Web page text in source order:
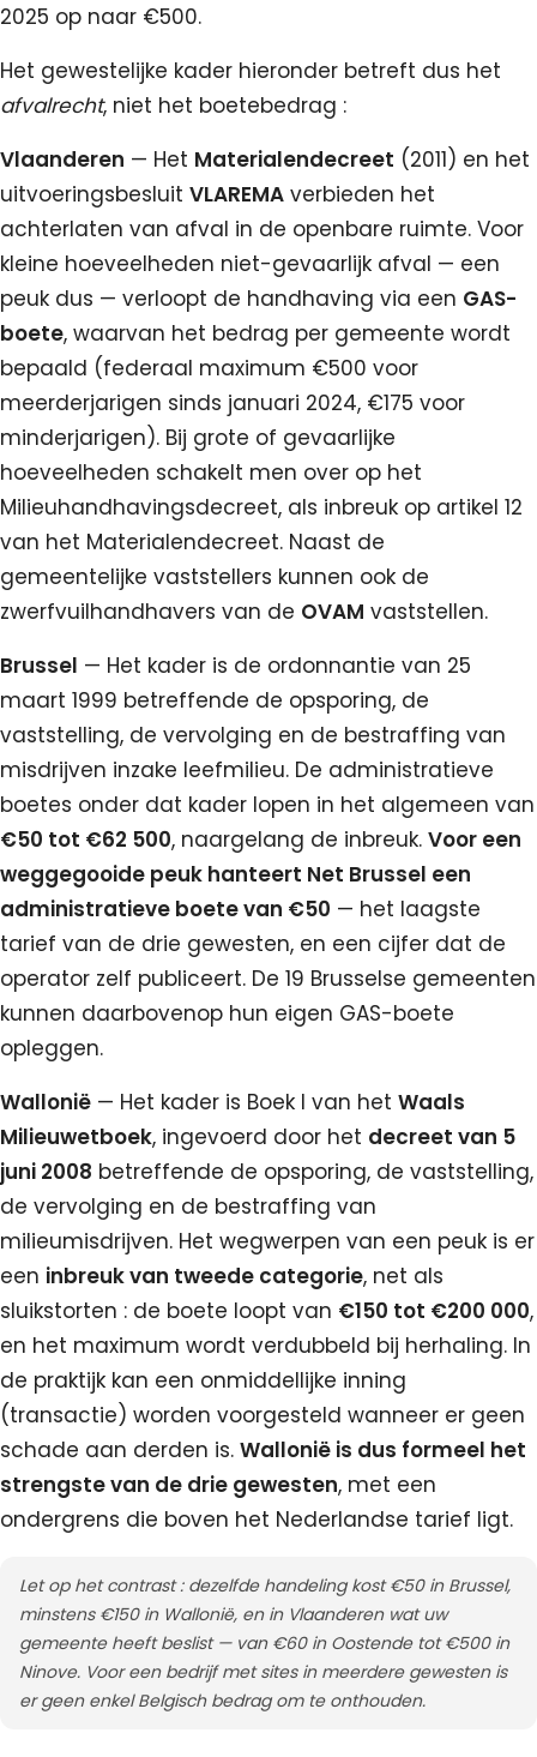
2025 op naar €500.
Het gewestelijke kader hieronder betreft dus het
afvalrecht, niet het boetebedrag :
Vlaanderen — Het Materialendecreet (2011) en het
uitvoeringsbesluit VLAREMA verbieden het
achterlaten van afval in de openbare ruimte. Voor
kleine hoeveelheden niet-gevaarlijk afval — een
peuk dus — verloopt de handhaving via een GAS-
boete, waarvan het bedrag per gemeente wordt
bepaald (federaal maximum €500 voor
meerderjarigen sinds januari 2024, €175 voor
minderjarigen). Bij grote of gevaarlijke
hoeveelheden schakelt men over op het
Milieuhandhavingsdecreet, als inbreuk op artikel 12
van het Materialendecreet. Naast de
gemeentelijke vaststellers kunnen ook de
zwerfvuilhandhavers van de OVAM vaststellen.
Brussel — Het kader is de ordonnantie van 25
maart 1999 betreffende de opsporing, de
vaststelling, de vervolging en de bestraffing van
misdrijven inzake leefmilieu. De administratieve
boetes onder dat kader lopen in het algemeen van
€50 tot €62 500, naargelang de inbreuk. Voor een
weggegooide peuk hanteert Net Brussel een
administratieve boete van €50 — het laagste
tarief van de drie gewesten, en een cijfer dat de
operator zelf publiceert. De 19 Brusselse gemeenten
kunnen daarbovenop hun eigen GAS-boete
opleggen.
Wallonië — Het kader is Boek I van het Waals
Milieuwetboek, ingevoerd door het decreet van 5
juni 2008 betreffende de opsporing, de vaststelling,
de vervolging en de bestraffing van
milieumisdrijven. Het wegwerpen van een peuk is er
een inbreuk van tweede categorie, net als
sluikstorten : de boete loopt van €150 tot €200 000,
en het maximum wordt verdubbeld bij herhaling. In
de praktijk kan een onmiddellijke inning
(transactie) worden voorgesteld wanneer er geen
schade aan derden is. Wallonië is dus formeel het
strengste van de drie gewesten, met een
ondergrens die boven het Nederlandse tarief ligt.
Let op het contrast : dezelfde handeling kost €50 in Brussel,
minstens €150 in Wallonië, en in Vlaanderen wat uw
gemeente heeft beslist — van €60 in Oostende tot €500 in
Ninove. Voor een bedrijf met sites in meerdere gewesten is
er geen enkel Belgisch bedrag om te onthouden.